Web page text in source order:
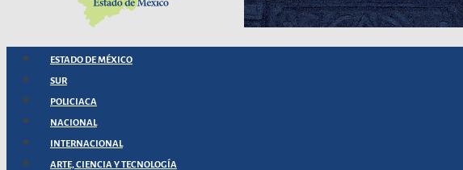
ESTADO DE MÉXICO
SUR
POLICIACA
NACIONAL
INTERNACIONAL
ARTE, CIENCIA Y TECNOLOGÍA